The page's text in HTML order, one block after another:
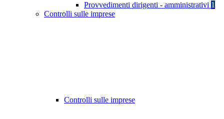
Provvedimenti dirigenti - amministrativi 1
Controlli sulle imprese
Controlli sulle imprese